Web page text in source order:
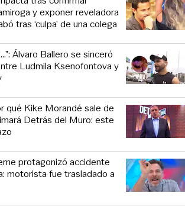
y exponer reveladora
tras ‘culpa’ de una colega
Álvaro Ballero se sinceró
Ludmila Ksenofontova y
qué Kike Morandé sale de
Detrás del Muro: este
protagonizó accidente
motorista fue trasladado a